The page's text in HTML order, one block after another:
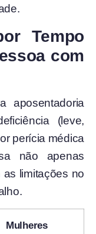
Tempo
com
aposentadoria
(leve,
perícia médica
não apenas
limitações no
Mulheres